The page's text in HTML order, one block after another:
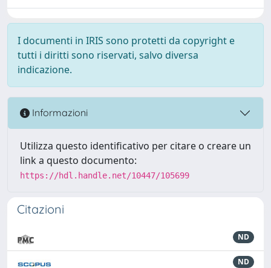
I documenti in IRIS sono protetti da copyright e
tutti i diritti sono riservati, salvo diversa
indicazione.
Informazioni
Utilizza questo identificativo per citare o creare un
link a questo documento:
https://hdl.handle.net/10447/105699
Citazioni
ND
ND